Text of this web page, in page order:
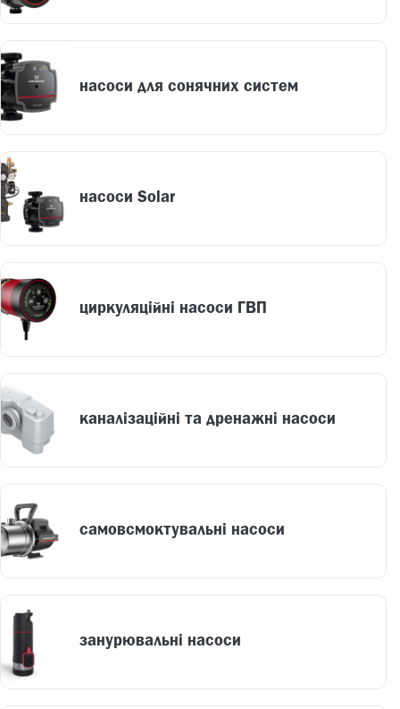
насоси для сонячних систем
насоси Solar
циркуляційні насоси ГВП
каналізаційні та дренажні насоси
самовсмоктувальні насоси
занурювальні насоси